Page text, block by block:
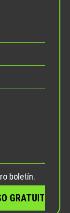
boletín.